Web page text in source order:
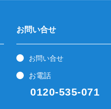
お問い合せ
お問い合せ
お電話
0120-535-071